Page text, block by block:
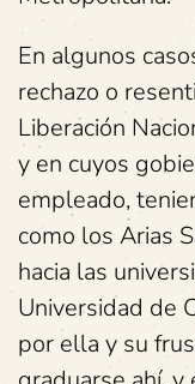
En algunos
rechazo o
Liberación
y en cuyos
empleado,
como los Arias
hacia las
Universidad de
por ella y su